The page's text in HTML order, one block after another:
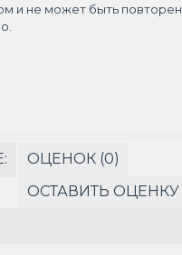
и не может быть
ОЦЕНОК (0)
ОСТАВИТЬ ОЦЕНКУ